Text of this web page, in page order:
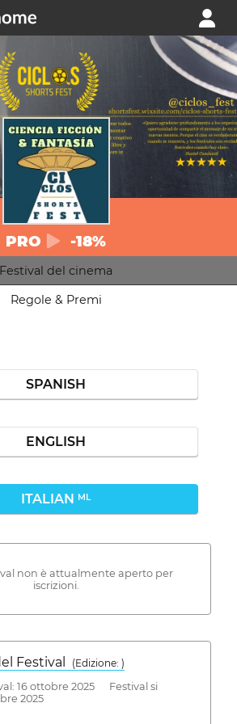
PRO -18%
Festival del cinema
Regole & Premi
SPANISH
ENGLISH
ITALIAN ML
non è attualmente aperto per
iscrizioni.
Festival
( Edizione: )
16 ottobre 2025 Festival si
2025